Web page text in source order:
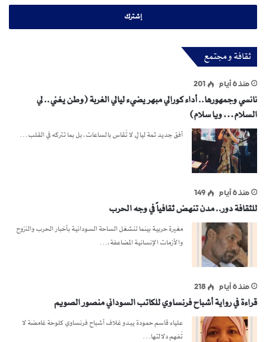
الإلكتروني
ثقافة و مجتمع
منذ 6 أيام 201
نانسي وجمهورها.. أداء كورالي مبهر يضيء ليالي الغربة (وطن يغني.. لي
السلام… ويا سلام)
أفق جديد ثمة ليالٍ لا تُقاس بالساعات، بل بما تتركه في القلب…
منذ 6 أيام 149
للثقافة دور.. مدن تنهض ثقافياً في وجه الحرب
مغيرة حربية بينما تنشغل الساحة السودانية بأخبار الحرب والنزوح
والأزمات الإنسانية المضاعفة،…
منذ 6 أيام 218
قراءة في رواية أشباح فرنساوي للكاتب السوداني منصور الصويم
علياء قاسم حمودة يبدو غلاف أشباح فرنساوي كلوحة غامضة لا
تُفهم دلالتها…